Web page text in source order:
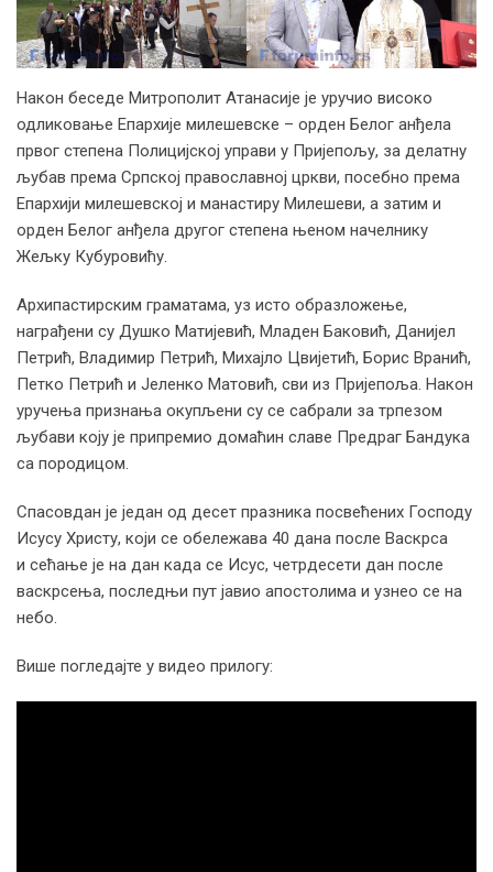
Након беседе Митрополит Атанасије је уручио високо
одликовање Епархије милешевске – орден Белог анђела
првог степена Полицијској управи у Пријепољу, за делатну
љубав према Српској православној цркви, посебно према
Епархији милешевској и манастиру Милешеви, а затим и
орден Белог анђела другог степена њеном начелнику
Жељку Кубуровићу.
Архипастирским граматама, уз исто образложење,
награђени су Душко Матијевић, Младен Баковић, Данијел
Петрић, Владимир Петрић, Михајло Цвијетић, Борис Вранић,
Петко Петрић и Јеленко Матовић, сви из Пријепоља. Након
уручења признања окупљени су се сабрали за трпезом
љубави коју је припремио домаћин славе Предраг Бандука
са породицом.
Спасовдан је један од десет празника посвећених Господу
Исусу Христу, који се обележава 40 дана после Васкрса
и сећање је на дан када се Исус, четрдесети дан после
васкрсења, последњи пут јавио апостолима и узнео се на
небо.
Више погледајте у видео прилогу: